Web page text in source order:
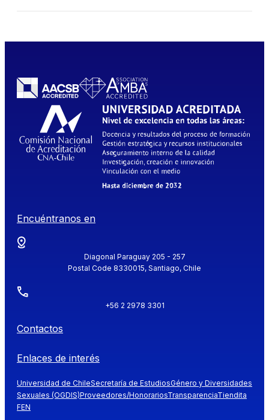
Encuéntranos en
Diagonal Paraguay 205 - 257
Postal Code 8330015, Santiago, Chile
+56 2 2978 3301
Contactos
Enlaces de interés
Universidad de ChileSecretaría de EstudiosGénero y Diversidades
Sexuales (OGDIS)Proveedores/HonorariosTransparenciaTiendita
FEN